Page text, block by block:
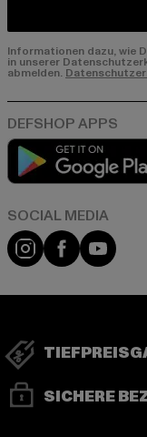
Informationen dazu, wie
in unserer
abmelden.
Instagram
Facebook
SICHERE